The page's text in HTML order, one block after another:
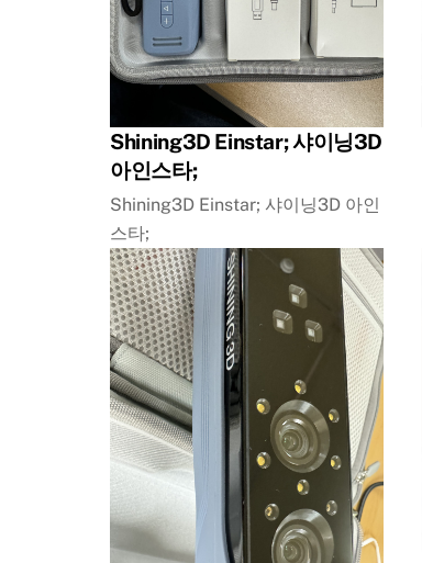
Shining3D Einstar; 샤이닝3D
아인스타;
Shining3D Einstar; 샤이닝3D 아인
스타;